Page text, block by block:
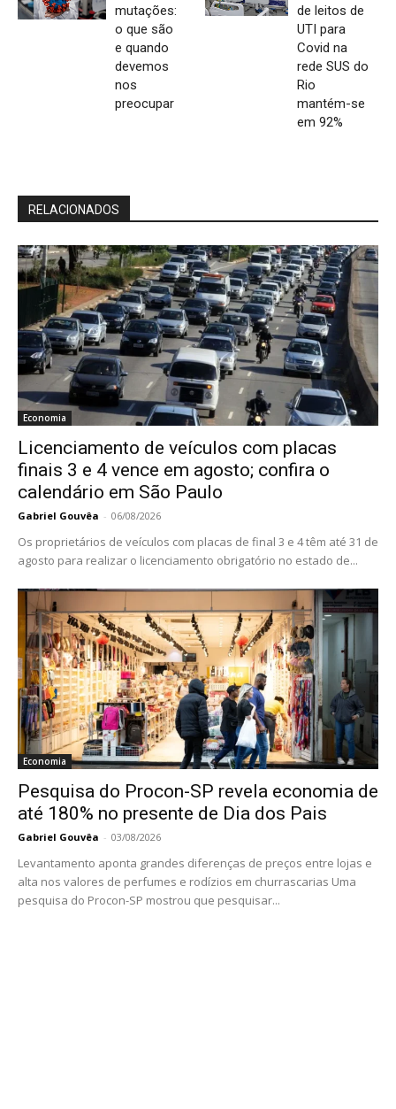
mutações:
o que são
e quando
devemos
nos
preocupar
de leitos de
UTI para
Covid na
rede SUS do
Rio
mantém-se
em 92%
RELACIONADOS
Economia
Licenciamento de veículos com placas
finais 3 e 4 vence em agosto; confira o
calendário em São Paulo
Gabriel Gouvêa - 06/08/2026
Os proprietários de veículos com placas de final 3 e 4 têm até 31 de
agosto para realizar o licenciamento obrigatório no estado de...
Economia
Pesquisa do Procon-SP revela economia de
até 180% no presente de Dia dos Pais
Gabriel Gouvêa - 03/08/2026
Levantamento aponta grandes diferenças de preços entre lojas e
alta nos valores de perfumes e rodízios em churrascarias Uma
pesquisa do Procon-SP mostrou que pesquisar...